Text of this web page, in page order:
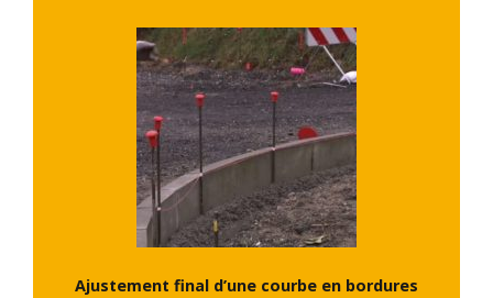
Ajustement final d’une courbe en bordures